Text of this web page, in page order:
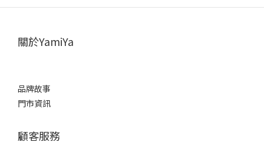
關於YamiYa
品牌故事
門市資訊
顧客服務